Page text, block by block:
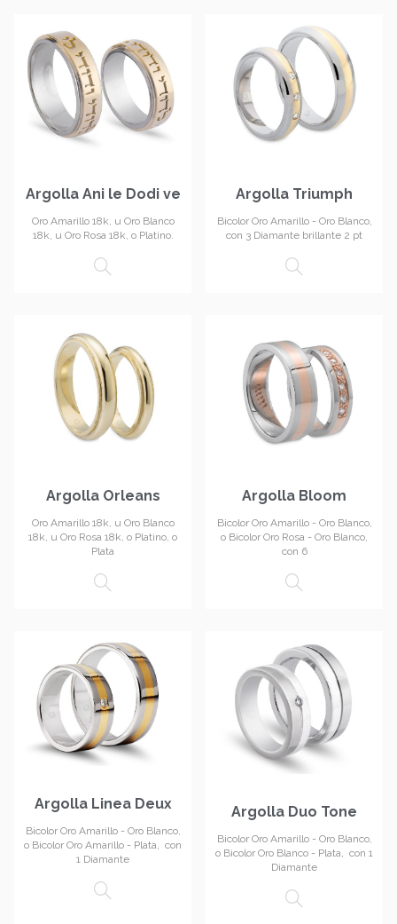
Argolla Ani le Dodi ve
Oro Amarillo 18k, u Oro Blanco
18k, u Oro Rosa 18k, o Platino.
Argolla Triumph
Bicolor Oro Amarillo - Oro Blanco,
con 3 Diamante brillante 2 pt
Argolla Orleans
Oro Amarillo 18k, u Oro Blanco
18k, u Oro Rosa 18k, o Platino, o
Plata
Argolla Bloom
Bicolor Oro Amarillo - Oro Blanco,
o Bicolor Oro Rosa - Oro Blanco,
con 6
Argolla Linea Deux
Bicolor Oro Amarillo - Oro Blanco,
o Bicolor Oro Amarillo - Plata, con
1 Diamante
Argolla Duo Tone
Bicolor Oro Amarillo - Oro Blanco,
o Bicolor Oro Blanco - Plata, con 1
Diamante